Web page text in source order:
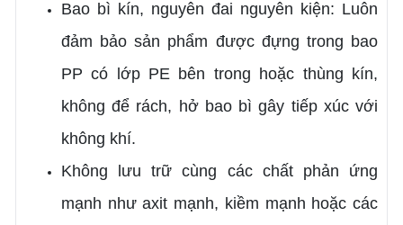
Bao bì kín, nguyên đai nguyên kiện: Luôn
đảm bảo sản phẩm được đựng trong bao
PP có lớp PE bên trong hoặc thùng kín,
không để rách, hở bao bì gây tiếp xúc với
không khí.
Không lưu trữ cùng các chất phản ứng
mạnh như axit mạnh, kiềm mạnh hoặc các